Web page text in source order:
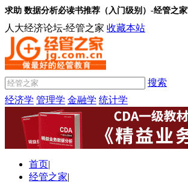
求助 数据分析必读书推荐（入门级别）-经管之家
人大经济论坛-经管之家 收藏本站
搜索
经济学 管理学 金融学 统计学
首页|
经管之家|